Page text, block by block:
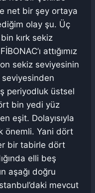
net bir şey ortaya
olay şu. Üç
kırk sekiz
attığımız
on sekiz seviyesinin
periyodluk üstsel
bin yedi yüz
eşit. Dolayısıyla
önemli. Yani dört
bir tabirle dört
elli beş
aşağı doğru
mevcut